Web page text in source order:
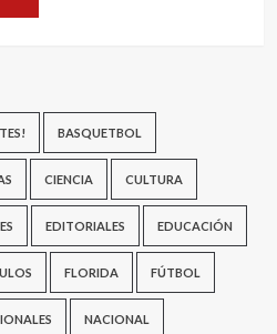
BASQUETBOL
CIENCIA CULTURA
EDITORIALES EDUCACIÓN
FLORIDA FÚTBOL
NACIONAL